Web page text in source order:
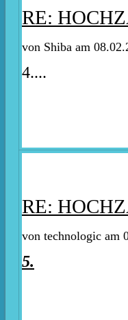
RE:
von Shiba am
4....
RE:
von technologic am
5.